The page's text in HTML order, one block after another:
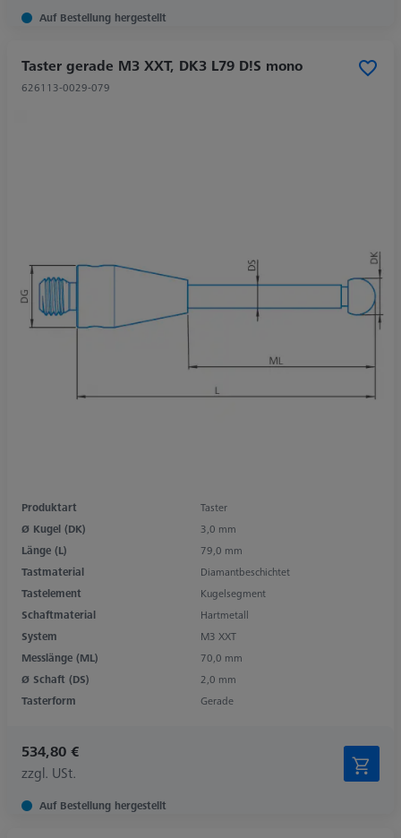
Auf Bestellung hergestellt
Taster gerade M3 XXT, DK3 L79 D!S mono
626113-0029-079
Produktart
Taster
Ø Kugel (DK)
3,0 mm
Länge (L)
79,0 mm
Tastmaterial
Diamantbeschichtet
Tastelement
Kugelsegment
Schaftmaterial
Hartmetall
System
M3 XXT
Messlänge (ML)
70,0 mm
Ø Schaft (DS)
2,0 mm
Tasterform
Gerade
534,80 €
zzgl. USt.
Auf Bestellung hergestellt